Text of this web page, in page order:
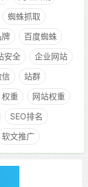
蜘蛛抓取
牌
百度蜘蛛
安全
企业网站
信
站群
权重
网站权重
SEO排名
软文推广